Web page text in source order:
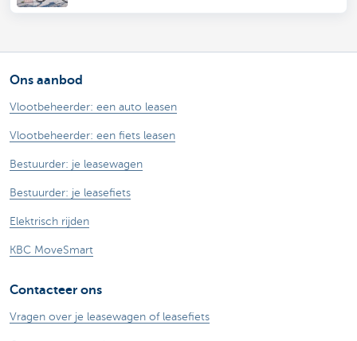
Ons aanbod
Vlootbeheerder: een auto leasen
Vlootbeheerder: een fiets leasen
Bestuurder: je leasewagen
Bestuurder: je leasefiets
Elektrisch rijden
KBC MoveSmart
Contacteer ons
Vragen over je leasewagen of leasefiets